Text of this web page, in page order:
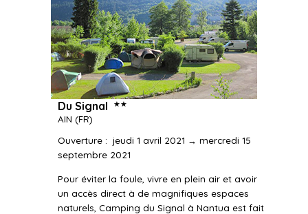
Du Signal ★★
AIN (FR)
Ouverture : jeudi 1 avril 2021 → mercredi 15
septembre 2021
Pour éviter la foule, vivre en plein air et avoir
un accès direct à de magnifiques espaces
naturels, Camping du Signal à Nantua est fait